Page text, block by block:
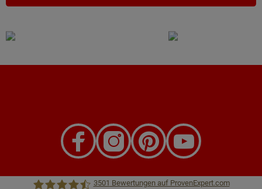
3501 Bewertungen auf ProvenExpert.com